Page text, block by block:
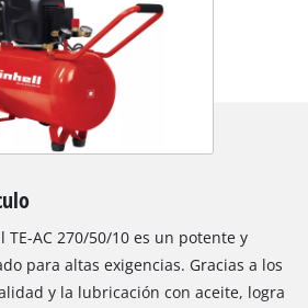
TE-AC 270/50/10 es un potente y
para altas exigencias. Gracias a los
y la lubricación con aceite, logra